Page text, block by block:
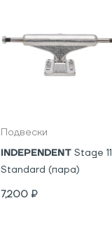
Подвески
INDEPENDENT Stage 11
Standard (пара)
7,200 ₽